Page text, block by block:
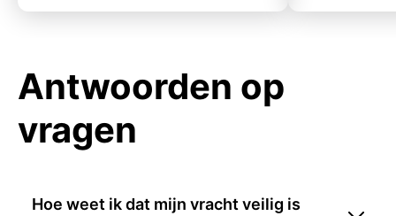
Antwoorden op
vragen
Hoe weet ik dat mijn vracht veilig is